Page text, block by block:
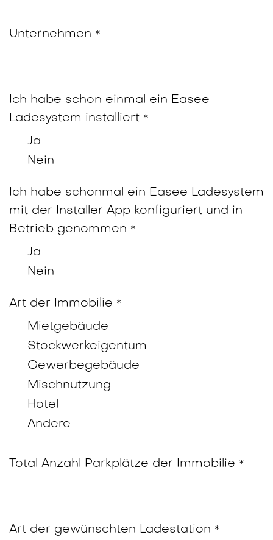
Unternehmen *
Ich habe schon einmal ein Easee
Ladesystem installiert *
Ja
Nein
Ich habe schonmal ein Easee Ladesystem
mit der Installer App konfiguriert und in
Betrieb genommen *
Ja
Nein
Art der Immobilie *
Mietgebäude
Stockwerkeigentum
Gewerbegebäude
Mischnutzung
Hotel
Andere
Total Anzahl Parkplätze der Immobilie *
Art der gewünschten Ladestation *